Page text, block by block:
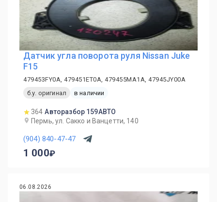
Датчик угла поворота руля Nissan Juke
F15
479453FY0A, 479451ET0A, 479455MA1A, 47945JY00A
б.у. оригинал
в наличии
364 Авторазбор 159АВТО
Пермь, ул. Сакко и Ванцетти, 140
(904) 840-47-47
1 000
06.08.2026